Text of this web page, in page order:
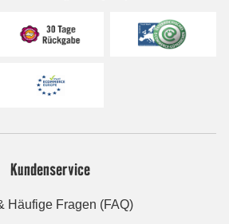
Kundenservice
Häufige Fragen (FAQ)